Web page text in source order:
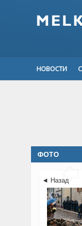
НОВОСТИ
ФОТО

◄ Назад